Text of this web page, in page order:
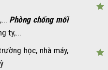
Phòng chống mối
ty,...
học, nhà máy,